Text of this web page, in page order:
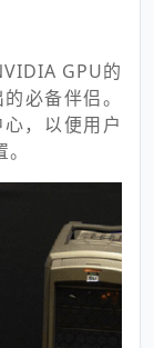
GPU的
必备伴侣。
，以便用户